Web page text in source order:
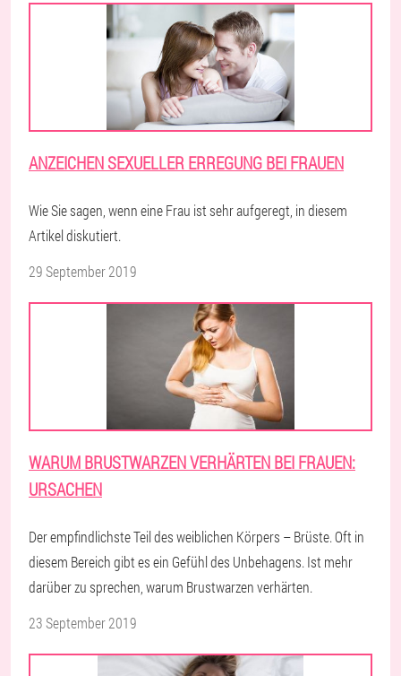
ANZEICHEN SEXUELLER ERREGUNG BEI FRAUEN
Wie Sie sagen, wenn eine Frau ist sehr aufgeregt, in diesem
Artikel diskutiert.
29 September 2019
WARUM BRUSTWARZEN VERHÄRTEN BEI FRAUEN:
URSACHEN
Der empfindlichste Teil des weiblichen Körpers – Brüste. Oft in
diesem Bereich gibt es ein Gefühl des Unbehagens. Ist mehr
darüber zu sprechen, warum Brustwarzen verhärten.
23 September 2019